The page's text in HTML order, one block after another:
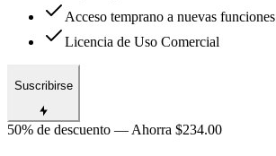
Acceso temprano a nuevas funciones
Licencia de Uso Comercial
Suscribirse
50% de descuento — Ahorra $234.00